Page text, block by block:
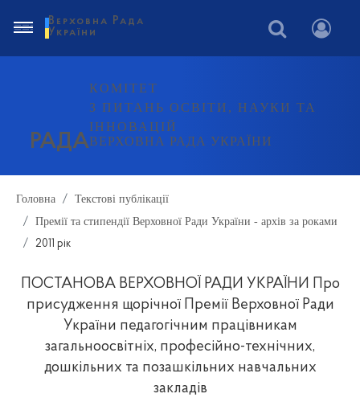
РАДА
КОМІТЕТ
З ПИТАНЬ ОСВІТИ, НАУКИ ТА
ІННОВАЦІЙ
ВЕРХОВНА РАДА УКРАЇНИ
Верховна Рада
України
Головна
Текстові публікації
Премії та стипендії Верховної Ради України - архів за роками
2011 рік
ПОСТАНОВА ВЕРХОВНОЇ РАДИ УКРАЇНИ Про
присудження щорічної Премії Верховної Ради
України педагогічним працівникам
загальноосвітніх, професійно-технічних,
дошкільних та позашкільних навчальних
закладів